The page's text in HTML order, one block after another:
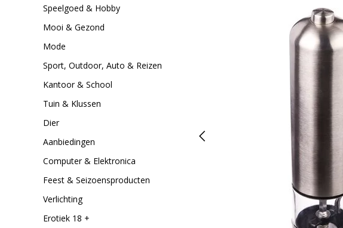
Speelgoed & Hobby
Mooi & Gezond
Mode
Sport, Outdoor, Auto & Reizen
Kantoor & School
Tuin & Klussen
Dier
Aanbiedingen
Computer & Elektronica
Feest & Seizoensproducten
Verlichting
Erotiek 18 +